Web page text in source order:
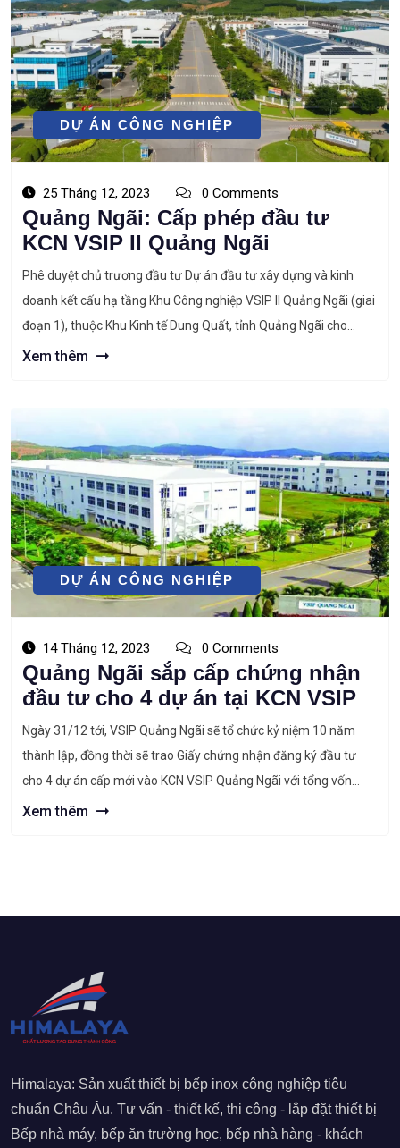
DỰ ÁN CÔNG NGHIỆP
25 Tháng 12, 2023 0 Comments
Quảng Ngãi: Cấp phép đầu tư
KCN VSIP II Quảng Ngãi
Phê duyệt chủ trương đầu tư Dự án đầu tư xây dựng và kinh
doanh kết cấu hạ tầng Khu Công nghiệp VSIP II Quảng Ngãi (giai
đoạn 1), thuộc Khu Kinh tế Dung Quất, tỉnh Quảng Ngãi cho
Công ty TNHH VSIP Quảng Ngãi. Tin tức liên quan: ⇒ Quảng
Xem thêm
DỰ ÁN CÔNG NGHIỆP
14 Tháng 12, 2023 0 Comments
Quảng Ngãi sắp cấp chứng nhận
đầu tư cho 4 dự án tại KCN VSIP
Ngày 31/12 tới, VSIP Quảng Ngãi sẽ tổ chức kỷ niệm 10 năm
thành lập, đồng thời sẽ trao Giấy chứng nhận đăng ký đầu tư
cho 4 dự án cấp mới vào KCN VSIP Quảng Ngãi với tổng vốn
đăng ký khoảng 69,3 triệu USD. Theo ông Trần Phước Hiền, Phó
Xem thêm
Himalaya: Sản xuất thiết bị bếp inox công nghiệp tiêu
chuẩn Châu Âu. Tư vấn - thiết kế, thi công - lắp đặt thiết bị
Bếp nhà máy, bếp ăn trường học, bếp nhà hàng - khách